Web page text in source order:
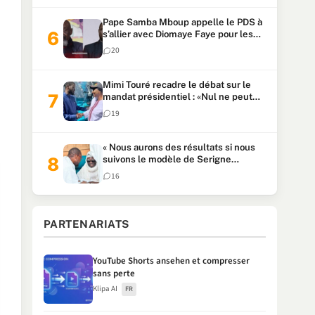
Pape Samba Mboup appelle le PDS à
s’allier avec Diomaye Faye pour les
locales et tacle Sonko
20
Mimi Touré recadre le débat sur le
mandat présidentiel : «Nul ne peut
faire plus de deux mandats
consécutifs de 5 ans»
19
« Nous aurons des résultats si nous
suivons le modèle de Serigne
Touba » : Ousmane Sonko au Khalife
Serigne Mountakha
16
PARTENARIATS
YouTube Shorts ansehen et compresser
sans perte
Klipa AI FR